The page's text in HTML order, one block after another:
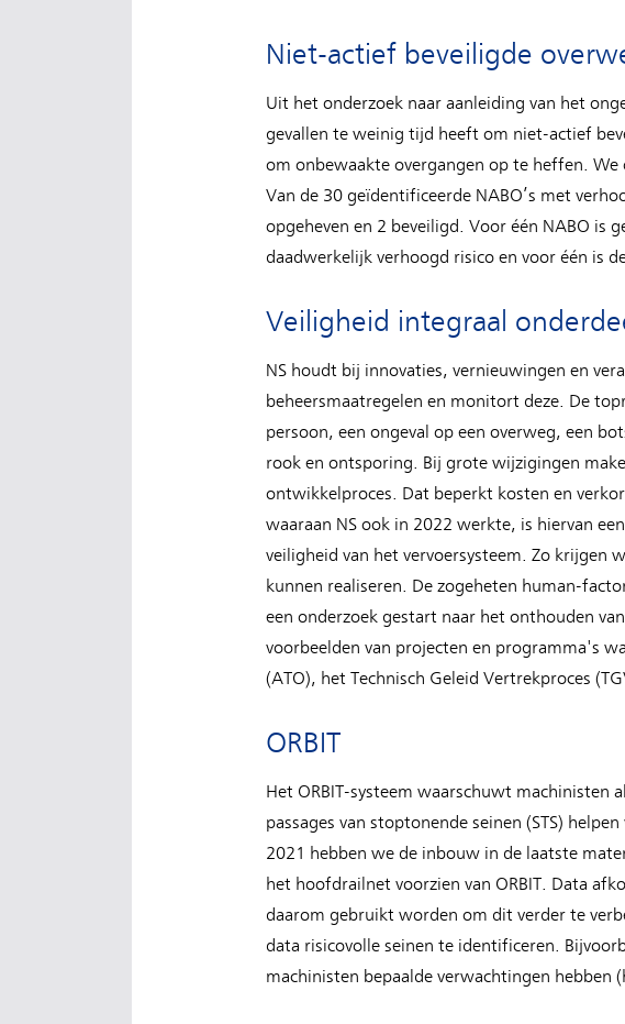
Niet-actief beveiligde
Uit het onderzoek naar aanleiding van het
gevallen te weinig tijd heeft om niet-actief
om onbewaakte overgangen op te heffen.
Van de 30 geïdentificeerde NABO’s met
opgeheven en 2 beveiligd. Voor één NABO is
daadwerkelijk verhoogd risico en voor één is
Veiligheid integraal
NS houdt bij innovaties, vernieuwingen en
beheersmaatregelen en monitort deze. De
persoon, een ongeval op een overweg, een
rook en ontsporing. Bij grote wijzigingen
ontwikkelproces. Dat beperkt kosten en
waaraan NS ook in 2022 werkte, is hiervan
veiligheid van het vervoersysteem. Zo krijgen
kunnen realiseren. De zogeheten human-
een onderzoek gestart naar het onthouden
voorbeelden van projecten en programma's
(ATO), het Technisch Geleid Vertrekproces
ORBIT
Het ORBIT-systeem waarschuwt machinisten
passages van stoptonende seinen (STS)
2021 hebben we de inbouw in de laatste
het hoofdrailnet voorzien van ORBIT. Data
daarom gebruikt worden om dit verder te
data risicovolle seinen te identificeren.
machinisten bepaalde verwachtingen hebben